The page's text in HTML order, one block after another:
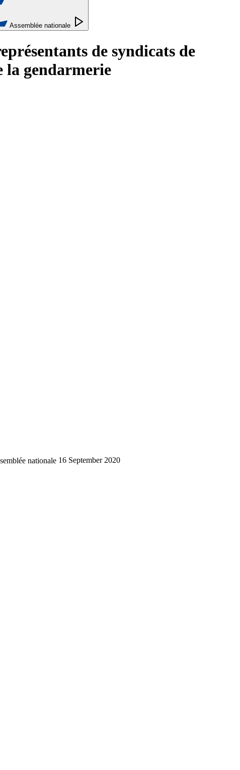
Assemblée nationale
de syndicats de
la gendarmerie
nationale 16 September 2020